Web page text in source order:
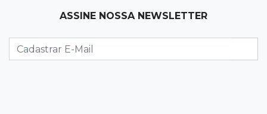
Ovos de arara-azul marcam início da
ASSINE NOSSA NEWSLETTER